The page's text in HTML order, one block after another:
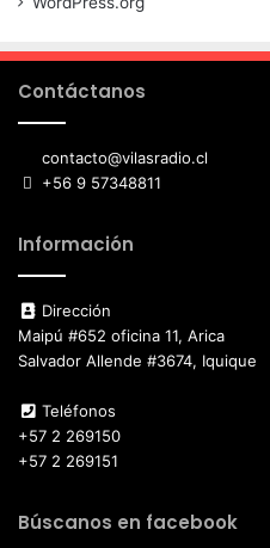
Contáctanos
contacto@vilasradio.cl
+56 9 57348811
Información
Dirección
Maipú #652 oficina 11, Arica
Salvador Allende #3674, Iquique
Teléfonos
+57 2 269150
+57 2 269151
Búscanos en facebook